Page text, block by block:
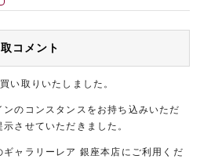
コメント
い取りいたしました。
のコンスタンスをお持ち込みいただ
させていただきました。
ギャラリーレア 銀座本店にご利用くだ